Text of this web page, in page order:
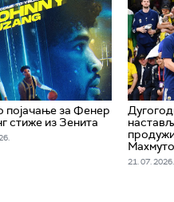
појачање за Фенер
стиже из Зенита
21. 07. 2026.